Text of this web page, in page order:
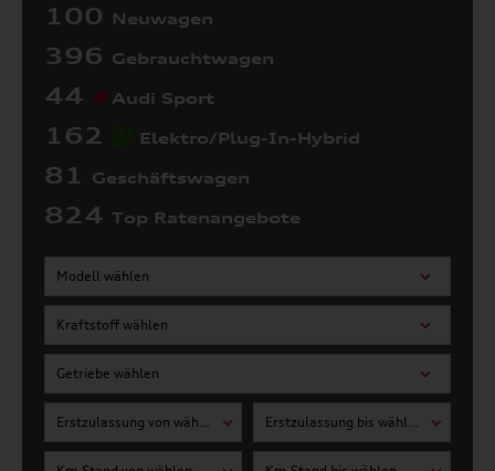
100 Neuwagen
396 Gebrauchtwagen
44 Audi Sport
162 Elektro/Plug-In-Hybrid
81 Geschäftswagen
824 Top Ratenangebote
Modell wählen
Kraftstoff wählen
Getriebe wählen
Erstzulassung von wählen Erstzulassung bis wählen